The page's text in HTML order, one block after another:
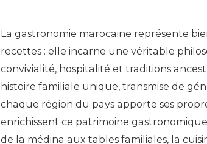
La gastronomie marocaine représente
recettes : elle incarne une véritable
convivialité, hospitalité et traditions
histoire familiale unique, transmise de
chaque région du pays apporte ses
enrichissent ce patrimoine
de la médina aux tables familiales, la